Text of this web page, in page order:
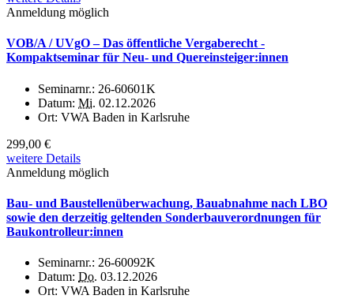
Anmeldung möglich
VOB/A / UVgO – Das öffentliche Vergaberecht -
Kompaktseminar für Neu- und Quereinsteiger:innen
Seminarnr.: 26-60601K
Datum: Mi. 02.12.2026
Ort: VWA Baden in Karlsruhe
299,00 €
weitere Details
Anmeldung möglich
Bau- und Baustellenüberwachung, Bauabnahme nach LBO
sowie den derzeitig geltenden Sonderbauverordnungen für
Baukontrolleur:innen
Seminarnr.: 26-60092K
Datum: Do. 03.12.2026
Ort: VWA Baden in Karlsruhe